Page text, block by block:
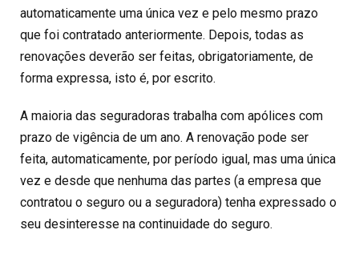
automaticamente uma única vez e pelo mesmo prazo
que foi contratado anteriormente. Depois, todas as
renovações deverão ser feitas, obrigatoriamente, de
forma expressa, isto é, por escrito.
A maioria das seguradoras trabalha com apólices com
prazo de vigência de um ano. A renovação pode ser
feita, automaticamente, por período igual, mas uma única
vez e desde que nenhuma das partes (a empresa que
contratou o seguro ou a seguradora) tenha expressado o
seu desinteresse na continuidade do seguro.